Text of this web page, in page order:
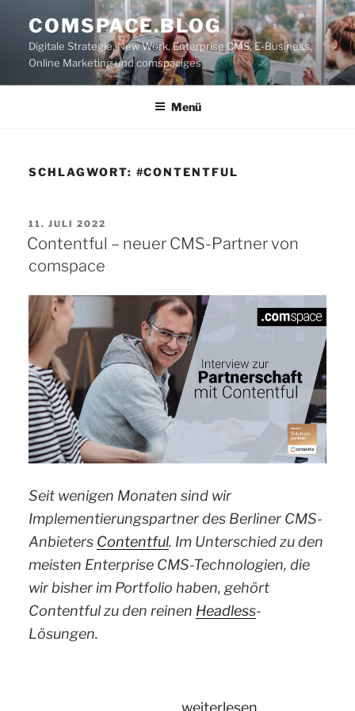
Inhalt
springen
COMSPACE.BLOG
Digitale Strategie, New Work, Enterprise CMS, E-Business,
Online Marketing und comspaciges
Menü
SCHLAGWORT: #CONTENTFUL
VERÖFFENTLICHT
AM
11. JULI 2022
Contentful – neuer CMS-Partner von
comspace
Seit wenigen Monaten sind wir
Implementierungspartner des Berliner CMS-
Anbieters Contentful. Im Unterschied zu den
meisten Enterprise CMS-Technologien, die
wir bisher im Portfolio haben, gehört
Contentful zu den reinen Headless-
Lösungen.
„Contentful
weiterlesen